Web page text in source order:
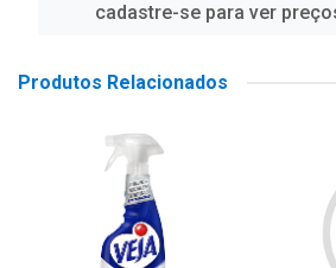
cadastre-se para ver
Produtos Relacionados